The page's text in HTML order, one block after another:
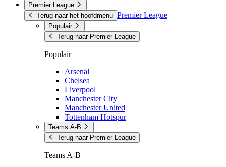
Premier League
Terug naar het hoofdmenu Premier League
Populair
Terug naar Premier League
Populair
Arsenal
Chelsea
Liverpool
Manchester City
Manchester United
Tottenham Hotspur
Teams A-B
Terug naar Premier League
Teams A-B